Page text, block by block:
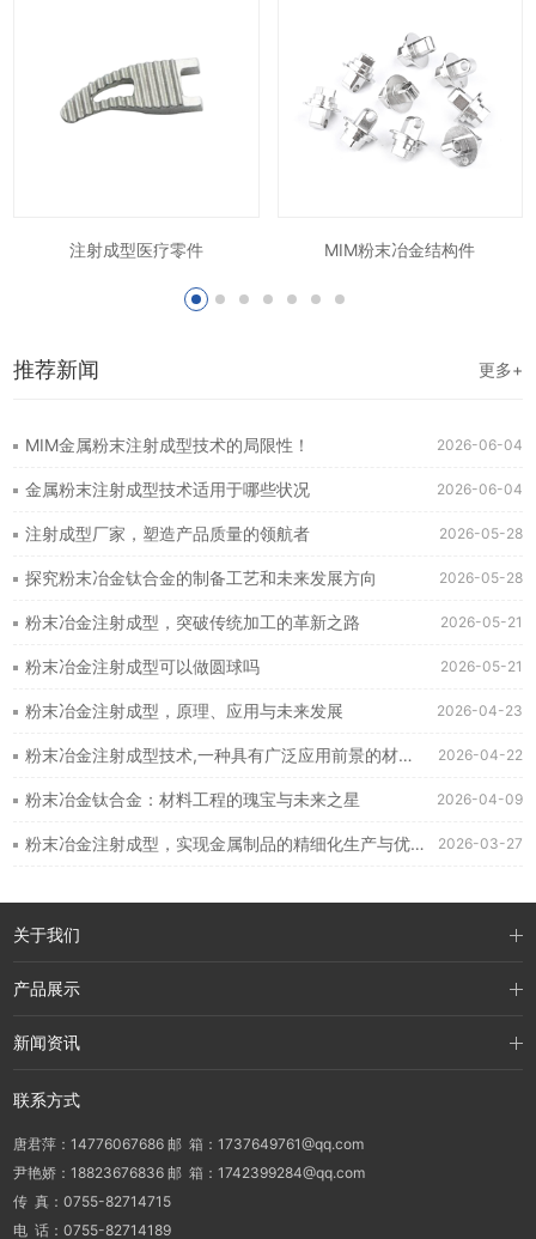
注射成型医疗零件 MIM粉末冶金结构件
推荐新闻 更多+
2026-06-04
MIM金属粉末注射成型技术的局限性！
2026-06-04
金属粉末注射成型技术适用于哪些状况
2026-05-28
注射成型厂家，塑造产品质量的领航者
2026-05-28
探究粉末冶金钛合金的制备工艺和未来发展方向
2026-05-21
粉末冶金注射成型，突破传统加工的革新之路
2026-05-21
粉末冶金注射成型可以做圆球吗
2026-04-23
粉末冶金注射成型，原理、应用与未来发展
2026-04-22
粉末冶金注射成型技术,一种具有广泛应用前景的材料加工方法
2026-04-09
粉末冶金钛合金：材料工程的瑰宝与未来之星
2026-03-27
粉末冶金注射成型，实现金属制品的精细化生产与优化设计
关于我们
产品展示
新闻资讯
联系方式
唐君萍：14776067686 邮 箱：1737649761@qq.com
尹艳娇：18823676836 邮 箱：1742399284@qq.com
传 真：0755-82714715
电 话：0755-82714189